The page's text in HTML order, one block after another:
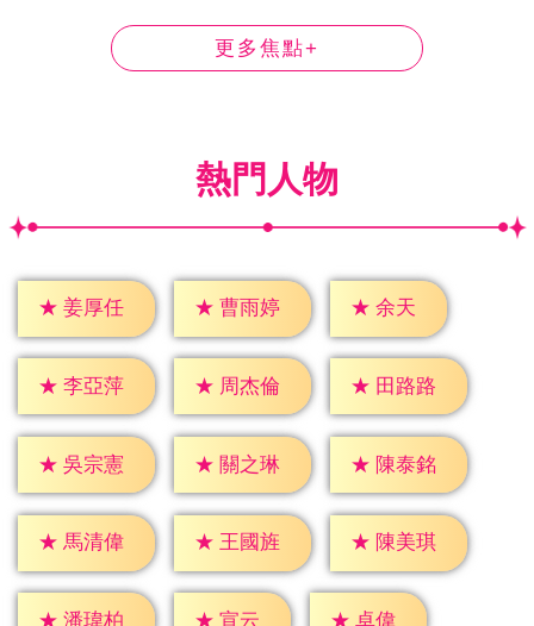
更多焦點+
熱門人物
★ 姜厚任 ★ 曹雨婷 ★ 余天
★ 李亞萍 ★ 周杰倫 ★ 田路路
★ 吳宗憲 ★ 關之琳 ★ 陳泰銘
★ 馬清偉 ★ 王國旌 ★ 陳美琪
★ 潘瑋柏 ★ 宣云 ★ 卓偉